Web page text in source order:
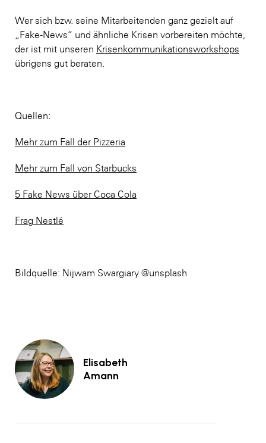
Wer sich bzw. seine Mitarbeitenden ganz gezielt auf
„Fake-News“ und ähnliche Krisen vorbereiten möchte,
der ist mit unseren Krisenkommunikationsworkshops
übrigens gut beraten.
Quellen:
Mehr zum Fall der Pizzeria
Mehr zum Fall von Starbucks
5 Fake News über Coca Cola
Frag Nestlé
Bildquelle: Nijwam Swargiary @unsplash
Elisabeth
Amann